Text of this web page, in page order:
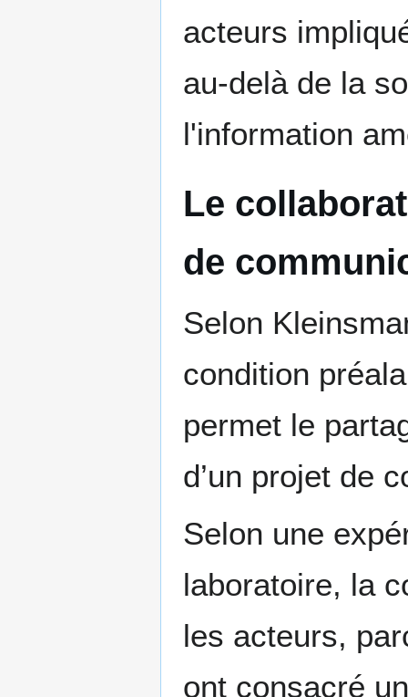
acteurs
au-delà de la
l'information
Le
de
Selon
condition
permet le
d’un projet de
Selon une
laboratoire, la
les acteurs,
ont consacré